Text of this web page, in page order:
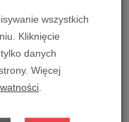
Ilość: kpl.
zł
do koszyka
wszystkich
Kliknięcie
danych
Więcej